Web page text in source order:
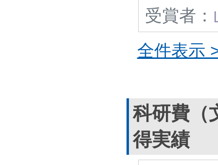
受賞者：
全件表示
科研費（
得実績